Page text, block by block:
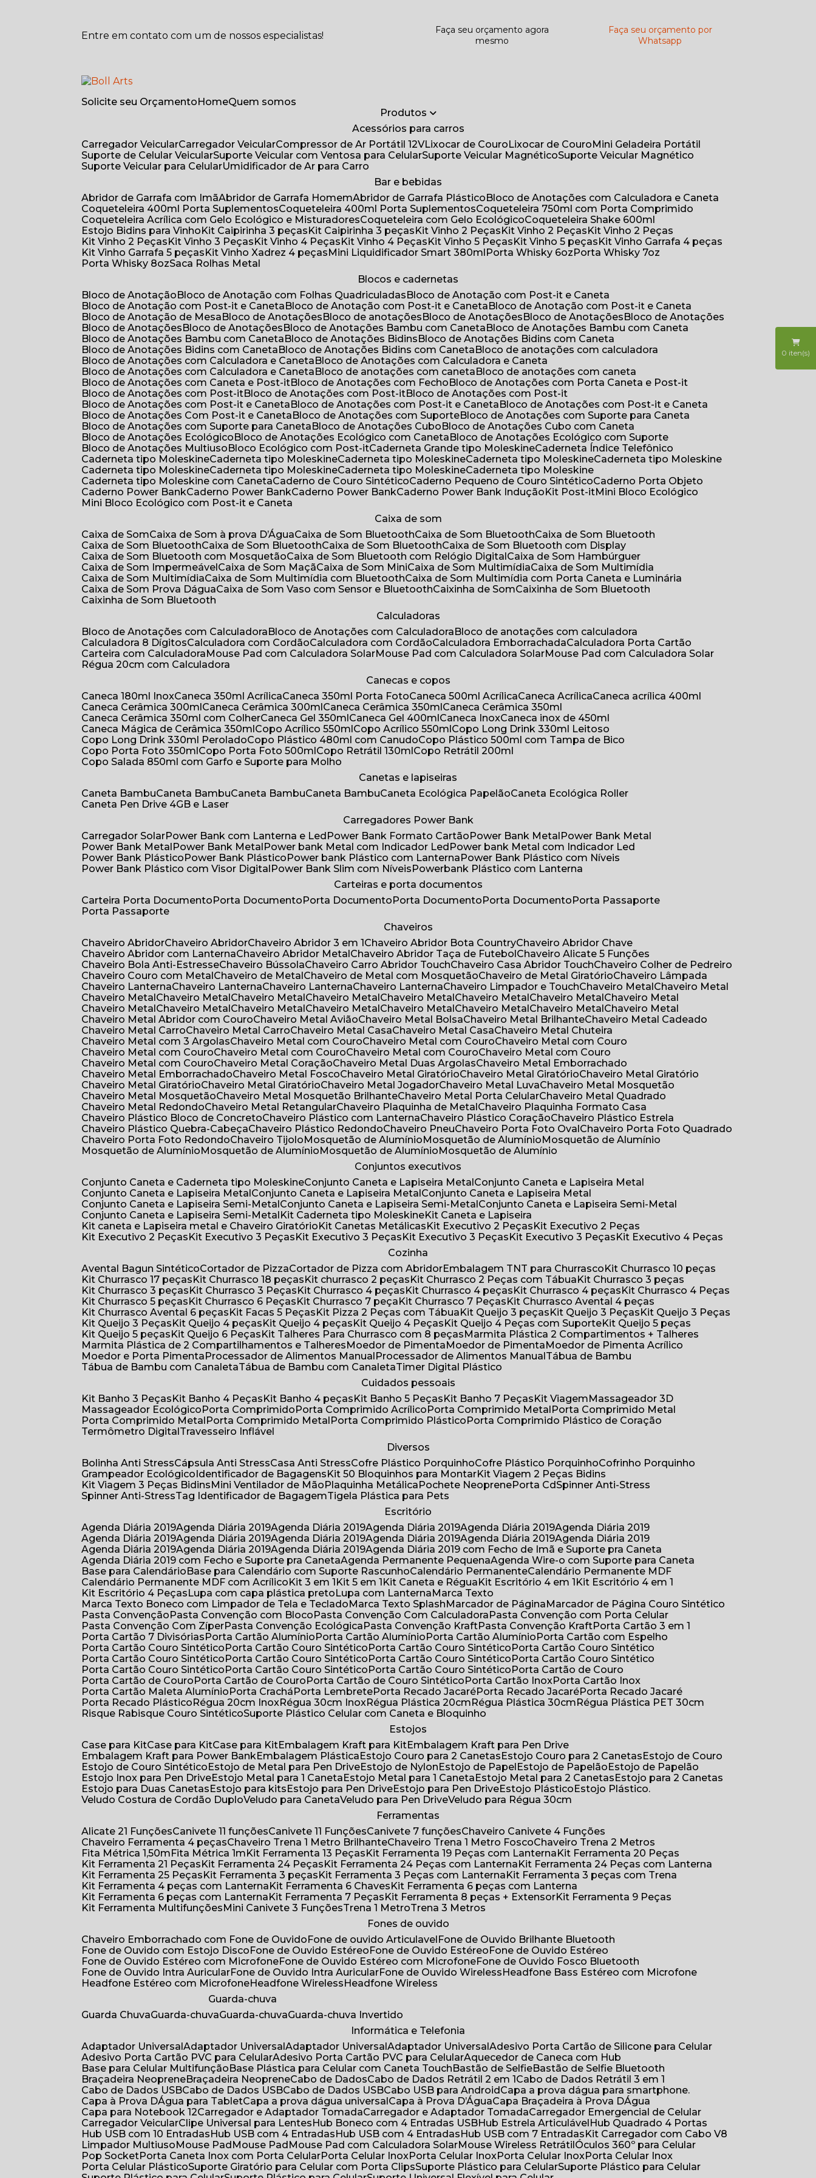
Entre em contato com um de nossos especialistas!
Faça seu orçamento agora
mesmo
Faça seu orçamento por
Whatsapp
Solicite seu Orçamento Home
Quem somos
Produtos
Acessórios para carros
Carregador Veicular
Carregador Veicular Compressor de Ar Portátil 12V Lixocar de Couro Lixocar de Couro
Mini Geladeira Portátil
Suporte de Celular Veicular Suporte Veicular com Ventosa para Celular Suporte Veicular Magnético
Suporte Veicular Magnético
Suporte Veicular para Celular
Umidificador de Ar para Carro
Bar e bebidas
Abridor de Garrafa com Imã
Abridor de Garrafa Homem Abridor de Garrafa Plástico
Bloco de Anotações com Calculadora e Caneta
Coqueteleira 400ml Porta Suplementos
Coqueteleira 400ml Porta Suplementos
Coqueteleira 750ml com Porta Comprimido
Coqueteleira Acrílica com Gelo Ecológico e Misturadores
Coqueteleira com Gelo Ecológico
Coqueteleira Shake 600ml
Estojo Bidins para Vinho
Kit Caipirinha 3 peças Kit Caipirinha 3 peças Kit Vinho 2 Peças Kit Vinho 2 Peças
Kit Vinho 2 Peças
Kit Vinho 2 Peças
Kit Vinho 3 Peças Kit Vinho 4 Peças Kit Vinho 4 Peças Kit Vinho 5 Peças Kit Vinho 5 peças
Kit Vinho Garrafa 4 peças
Kit Vinho Garrafa 5 peças
Kit Vinho Xadrez 4 peças Mini Liquidificador Smart 380ml Porta Whisky 6oz
Porta Whisky 7oz
Porta Whisky 8oz
Saca Rolhas Metal
Blocos e cadernetas
Bloco de Anotação
Bloco de Anotação com Folhas Quadriculadas
Bloco de Anotação com Post-it e Caneta
Bloco de Anotação com Post-it e Caneta
Bloco de Anotação com Post-it e Caneta
Bloco de Anotação com Post-it e Caneta
Bloco de Anotação de Mesa
Bloco de Anotações Bloco de anotações Bloco de Anotações Bloco de Anotações
Bloco de Anotações
Bloco de Anotações
Bloco de Anotações Bloco de Anotações Bambu com Caneta
Bloco de Anotações Bambu com Caneta
Bloco de Anotações Bambu com Caneta
Bloco de Anotações Bidins
Bloco de Anotações Bidins com Caneta
Bloco de Anotações Bidins com Caneta
Bloco de Anotações Bidins com Caneta
Bloco de anotações com calculadora
Bloco de Anotações com Calculadora e Caneta
Bloco de Anotações com Calculadora e Caneta
Bloco de Anotações com Calculadora e Caneta
Bloco de anotações com caneta
Bloco de anotações com caneta
Bloco de Anotações com Caneta e Post-it
Bloco de Anotações com Fecho
Bloco de Anotações com Porta Caneta e Post-it
Bloco de Anotações com Post-it
Bloco de Anotações com Post-it
Bloco de Anotações com Post-it
Bloco de Anotações com Post-it e Caneta
Bloco de Anotações com Post-it e Caneta
Bloco de Anotações com Post-it e Caneta
Bloco de Anotações Com Post-it e Caneta
Bloco de Anotações com Suporte
Bloco de Anotações com Suporte para Caneta
Bloco de Anotações com Suporte para Caneta
Bloco de Anotações Cubo
Bloco de Anotações Cubo com Caneta
Bloco de Anotações Ecológico
Bloco de Anotações Ecológico com Caneta
Bloco de Anotações Ecológico com Suporte
Bloco de Anotações Multiuso
Bloco Ecológico com Post-it Caderneta Grande tipo Moleskine
Caderneta Índice Telefônico
Caderneta tipo Moleskine
Caderneta tipo Moleskine Caderneta tipo Moleskine Caderneta tipo Moleskine
Caderneta tipo Moleskine
Caderneta tipo Moleskine
Caderneta tipo Moleskine Caderneta tipo Moleskine
Caderneta tipo Moleskine
Caderneta tipo Moleskine com Caneta
Caderno de Couro Sintético Caderno Pequeno de Couro Sintético
Caderno Porta Objeto
Caderno Power Bank
Caderno Power Bank Caderno Power Bank Caderno Power Bank Indução Kit Post-it
Mini Bloco Ecológico
Mini Bloco Ecológico com Post-it e Caneta
Caixa de som
Caixa de Som
Caixa de Som à prova D’Água Caixa de Som Bluetooth Caixa de Som Bluetooth
Caixa de Som Bluetooth
Caixa de Som Bluetooth
Caixa de Som Bluetooth Caixa de Som Bluetooth
Caixa de Som Bluetooth com Display
Caixa de Som Bluetooth com Mosquetão
Caixa de Som Bluetooth com Relógio Digital
Caixa de Som Hambúrguer
Caixa de Som Impermeável
Caixa de Som Maçã Caixa de Som Mini Caixa de Som Multimídia
Caixa de Som Multimídia
Caixa de Som Multimídia
Caixa de Som Multimídia com Bluetooth
Caixa de Som Multimídia com Porta Caneta e Luminária
Caixa de Som Prova Dágua
Caixa de Som Vaso com Sensor e Bluetooth Caixinha de Som
Caixinha de Som Bluetooth
Caixinha de Som Bluetooth
Calculadoras
Bloco de Anotações com Calculadora
Bloco de Anotações com Calculadora
Bloco de anotações com calculadora
Calculadora 8 Dígitos
Calculadora com Cordão Calculadora com Cordão Calculadora Emborrachada
Calculadora Porta Cartão
Carteira com Calculadora
Mouse Pad com Calculadora Solar Mouse Pad com Calculadora Solar
Mouse Pad com Calculadora Solar
Régua 20cm com Calculadora
Canecas e copos
Caneca 180ml Inox
Caneca 350ml Acrílica Caneca 350ml Porta Foto Caneca 500ml Acrílica Caneca Acrílica
Caneca acrílica 400ml
Caneca Cerâmica 300ml
Caneca Cerâmica 300ml Caneca Cerâmica 350ml
Caneca Cerâmica 350ml
Caneca Cerâmica 350ml com Colher
Caneca Gel 350ml Caneca Gel 400ml Caneca Inox
Caneca inox de 450ml
Caneca Mágica de Cerâmica 350ml
Copo Acrílico 550ml Copo Acrílico 550ml
Copo Long Drink 330ml Leitoso
Copo Long Drink 330ml Perolado
Copo Plástico 480ml com Canudo
Copo Plástico 500ml com Tampa de Bico
Copo Porta Foto 350ml
Copo Porta Foto 500ml Copo Retrátil 130ml
Copo Retrátil 200ml
Copo Salada 850ml com Garfo e Suporte para Molho
Canetas e lapiseiras
Caneta Bambu
Caneta Bambu Caneta Bambu Caneta Bambu Caneta Ecológica Papelão
Caneta Ecológica Roller
Caneta Pen Drive 4GB e Laser
Carregadores Power Bank
Carregador Solar
Power Bank com Lanterna e Led Power Bank Formato Cartão Power Bank Metal
Power Bank Metal
Power Bank Metal
Power Bank Metal Power bank Metal com Indicador Led
Power bank Metal com Indicador Led
Power Bank Plástico
Power Bank Plástico Power bank Plástico com Lanterna
Power Bank Plástico com Níveis
Power Bank Plástico com Visor Digital
Power Bank Slim com Níveis
Powerbank Plástico com Lanterna
Carteiras e porta documentos
Carteira Porta Documento
Porta Documento Porta Documento Porta Documento Porta Documento
Porta Passaporte
Porta Passaporte
Chaveiros
Chaveiro Abridor
Chaveiro Abridor Chaveiro Abridor 3 em 1 Chaveiro Abridor Bota Country
Chaveiro Abridor Chave
Chaveiro Abridor com Lanterna
Chaveiro Abridor Metal Chaveiro Abridor Taça de Futebol
Chaveiro Alicate 5 Funções
Chaveiro Bola Anti-Estresse
Chaveiro Bússola Chaveiro Carro Abridor Touch Chaveiro Casa Abridor Touch
Chaveiro Colher de Pedreiro
Chaveiro Couro com Metal
Chaveiro de Metal Chaveiro de Metal com Mosquetão Chaveiro de Metal Giratório
Chaveiro Lâmpada
Chaveiro Lanterna
Chaveiro Lanterna Chaveiro Lanterna Chaveiro Lanterna Chaveiro Limpador e Touch Chaveiro Metal
Chaveiro Metal
Chaveiro Metal
Chaveiro Metal Chaveiro Metal Chaveiro Metal Chaveiro Metal Chaveiro Metal Chaveiro Metal
Chaveiro Metal
Chaveiro Metal
Chaveiro Metal Chaveiro Metal Chaveiro Metal Chaveiro Metal Chaveiro Metal Chaveiro Metal
Chaveiro Metal
Chaveiro Metal Abridor com Couro
Chaveiro Metal Avião Chaveiro Metal Bolsa Chaveiro Metal Brilhante
Chaveiro Metal Cadeado
Chaveiro Metal Carro
Chaveiro Metal Carro Chaveiro Metal Casa Chaveiro Metal Casa
Chaveiro Metal Chuteira
Chaveiro Metal com 3 Argolas
Chaveiro Metal com Couro Chaveiro Metal com Couro
Chaveiro Metal com Couro
Chaveiro Metal com Couro
Chaveiro Metal com Couro Chaveiro Metal com Couro
Chaveiro Metal com Couro
Chaveiro Metal com Couro
Chaveiro Metal Coração Chaveiro Metal Duas Argolas
Chaveiro Metal Emborrachado
Chaveiro Metal Emborrachado
Chaveiro Metal Fosco Chaveiro Metal Giratório Chaveiro Metal Giratório
Chaveiro Metal Giratório
Chaveiro Metal Giratório
Chaveiro Metal Giratório Chaveiro Metal Jogador Chaveiro Metal Luva
Chaveiro Metal Mosquetão
Chaveiro Metal Mosquetão
Chaveiro Metal Mosquetão Brilhante Chaveiro Metal Porta Celular
Chaveiro Metal Quadrado
Chaveiro Metal Redondo
Chaveiro Metal Retangular Chaveiro Plaquinha de Metal
Chaveiro Plaquinha Formato Casa
Chaveiro Plástico Bloco de Concreto
Chaveiro Plástico com Lanterna Chaveiro Plástico Coração
Chaveiro Plástico Estrela
Chaveiro Plástico Quebra-Cabeça
Chaveiro Plástico Redondo Chaveiro Pneu Chaveiro Porta Foto Oval
Chaveiro Porta Foto Quadrado
Chaveiro Porta Foto Redondo
Chaveiro Tijolo Mosquetão de Alumínio Mosquetão de Alumínio
Mosquetão de Alumínio
Mosquetão de Alumínio
Mosquetão de Alumínio Mosquetão de Alumínio
Mosquetão de Alumínio
Conjuntos executivos
Conjunto Caneta e Caderneta tipo Moleskine
Conjunto Caneta e Lapiseira Metal
Conjunto Caneta e Lapiseira Metal
Conjunto Caneta e Lapiseira Metal
Conjunto Caneta e Lapiseira Metal
Conjunto Caneta e Lapiseira Metal
Conjunto Caneta e Lapiseira Semi-Metal
Conjunto Caneta e Lapiseira Semi-Metal
Conjunto Caneta e Lapiseira Semi-Metal
Conjunto Caneta e Lapiseira Semi-Metal
Kit Caderneta tipo Moleskine
Kit Caneta e Lapiseira
Kit caneta e Lapiseira metal e Chaveiro Giratório
Kit Canetas Metálicas Kit Executivo 2 Peças
Kit Executivo 2 Peças
Kit Executivo 2 Peças
Kit Executivo 3 Peças Kit Executivo 3 Peças Kit Executivo 3 Peças Kit Executivo 3 Peças
Kit Executivo 4 Peças
Cozinha
Avental Bagun Sintético
Cortador de Pizza Cortador de Pizza com Abridor Embalagem TNT para Churrasco
Kit Churrasco 10 peças
Kit Churrasco 17 peças
Kit Churrasco 18 peças Kit churrasco 2 peças Kit Churrasco 2 Peças com Tábua
Kit Churrasco 3 peças
Kit Churrasco 3 peças
Kit Churrasco 3 Peças Kit Churrasco 4 peças Kit Churrasco 4 peças Kit Churrasco 4 peças
Kit Churrasco 4 Peças
Kit Churrasco 5 peças
Kit Churrasco 6 Peças Kit Churrasco 7 peça Kit Churrasco 7 Peças
Kit Churrasco Avental 4 peças
Kit Churrasco Avental 6 peças
Kit Facas 5 Peças Kit Pizza 2 Peças com Tábua Kit Queijo 3 peças Kit Queijo 3 Peças
Kit Queijo 3 Peças
Kit Queijo 3 Peças
Kit Queijo 4 peças Kit Queijo 4 peças Kit Queijo 4 Peças Kit Queijo 4 Peças com Suporte
Kit Queijo 5 peças
Kit Queijo 5 peças
Kit Queijo 6 Peças Kit Talheres Para Churrasco com 8 peças
Marmita Plástica 2 Compartimentos + Talheres
Marmita Plástica de 2 Compartilhamentos e Talheres
Moedor de Pimenta Moedor de Pimenta
Moedor de Pimenta Acrílico
Moedor e Porta Pimenta
Processador de Alimentos Manual Processador de Alimentos Manual
Tábua de Bambu
Tábua de Bambu com Canaleta
Tábua de Bambu com Canaleta
Timer Digital Plástico
Cuidados pessoais
Kit Banho 3 Peças
Kit Banho 4 Peças Kit Banho 4 peças Kit Banho 5 Peças Kit Banho 7 Peças Kit Viagem
Massageador 3D
Massageador Ecológico
Porta Comprimido Porta Comprimido Acrílico Porta Comprimido Metal
Porta Comprimido Metal
Porta Comprimido Metal
Porta Comprimido Metal Porta Comprimido Plástico
Porta Comprimido Plástico de Coração
Termômetro Digital
Travesseiro Inflável
Diversos
Bolinha Anti Stress
Cápsula Anti Stress Casa Anti Stress Cofre Plástico Porquinho Cofre Plástico Porquinho
Cofrinho Porquinho
Grampeador Ecológico Identificador de Bagagens Kit 50 Bloquinhos para Montar
Kit Viagem 2 Peças Bidins
Kit Viagem 3 Peças Bidins
Mini Ventilador de Mão Plaquinha Metálica Pochete Neoprene Porta Cd
Spinner Anti-Stress
Spinner Anti-Stress
Tag Identificador de Bagagem
Tigela Plástica para Pets
Escritório
Agenda Diária 2019
Agenda Diária 2019 Agenda Diária 2019 Agenda Diária 2019 Agenda Diária 2019
Agenda Diária 2019
Agenda Diária 2019
Agenda Diária 2019 Agenda Diária 2019 Agenda Diária 2019 Agenda Diária 2019
Agenda Diária 2019
Agenda Diária 2019
Agenda Diária 2019 Agenda Diária 2019
Agenda Diária 2019 com Fecho de Imã e Suporte pra Caneta
Agenda Diária 2019 com Fecho e Suporte pra Caneta
Agenda Permanente Pequena
Agenda Wire-o com Suporte para Caneta
Base para Calendário
Base para Calendário com Suporte Rascunho Calendário Permanente
Calendário Permanente MDF
Calendário Permanente MDF com Acrílico
Kit 3 em 1 Kit 5 em 1 Kit Caneta e Régua Kit Escritório 4 em 1
Kit Escritório 4 em 1
Kit Escritório 4 Peças
Lupa com capa plástica preto Lupa com Lanterna
Marca Texto
Marca Texto Boneco com Limpador de Tela e Teclado
Marca Texto Splash Marcador de Página
Marcador de Página Couro Sintético
Pasta Convenção
Pasta Convenção com Bloco Pasta Convenção Com Calculadora
Pasta Convenção com Porta Celular
Pasta Convenção Com Zíper
Pasta Convenção Ecológica Pasta Convenção Kraft Pasta Convenção Kraft
Porta Cartão 3 em 1
Porta Cartão 7 Divisórias
Porta Cartão Alumínio Porta Cartão Alumínio Porta Cartão Alumínio
Porta Cartão com Espelho
Porta Cartão Couro Sintético
Porta Cartão Couro Sintético Porta Cartão Couro Sintético
Porta Cartão Couro Sintético
Porta Cartão Couro Sintético
Porta Cartão Couro Sintético Porta Cartão Couro Sintético
Porta Cartão Couro Sintético
Porta Cartão Couro Sintético
Porta Cartão Couro Sintético Porta Cartão Couro Sintético
Porta Cartão de Couro
Porta Cartão de Couro
Porta Cartão de Couro Porta Cartão de Couro Sintético Porta Cartão Inox
Porta Cartão Inox
Porta Cartão Maleta Alumínio
Porta Crachá Porta Lembrete Porta Recado Jacaré Porta Recado Jacaré
Porta Recado Jacaré
Porta Recado Plástico
Régua 20cm Inox Régua 30cm Inox Régua Plástica 20cm Régua Plástica 30cm
Régua Plástica PET 30cm
Risque Rabisque Couro Sintético
Suporte Plástico Celular com Caneta e Bloquinho
Estojos
Case para Kit
Case para Kit Case para Kit Embalagem Kraft para Kit
Embalagem Kraft para Pen Drive
Embalagem Kraft para Power Bank
Embalagem Plástica Estojo Couro para 2 Canetas Estojo Couro para 2 Canetas
Estojo de Couro
Estojo de Couro Sintético
Estojo de Metal para Pen Drive Estojo de Nylon Estojo de Papel Estojo de Papelão
Estojo de Papelão
Estojo Inox para Pen Drive
Estojo Metal para 1 Caneta Estojo Metal para 1 Caneta Estojo Metal para 2 Canetas
Estojo para 2 Canetas
Estojo para Duas Canetas
Estojo para kits Estojo para Pen Drive Estojo para Pen Drive Estojo Plástico
Estojo Plástico.
Veludo Costura de Cordão Duplo Veludo para Caneta Veludo para Pen Drive Veludo para Régua 30cm
Ferramentas
Alicate 21 Funções
Canivete 11 funções Canivete 11 Funções Canivete 7 funções
Chaveiro Canivete 4 Funções
Chaveiro Ferramenta 4 peças
Chaveiro Trena 1 Metro Brilhante Chaveiro Trena 1 Metro Fosco
Chaveiro Trena 2 Metros
Fita Métrica 1,50m
Fita Métrica 1m Kit Ferramenta 13 Peças Kit Ferramenta 19 Peças com Lanterna
Kit Ferramenta 20 Peças
Kit Ferramenta 21 Peças
Kit Ferramenta 24 Peças Kit Ferramenta 24 Peças com Lanterna
Kit Ferramenta 24 Peças com Lanterna
Kit Ferramenta 25 Peças
Kit Ferramenta 3 peças Kit Ferramenta 3 Peças com Lanterna
Kit Ferramenta 3 peças com Trena
Kit Ferramenta 4 peças com Lanterna
Kit Ferramenta 6 Chaves
Kit Ferramenta 6 peças com Lanterna
Kit Ferramenta 6 peças com Lanterna
Kit Ferramenta 7 Peças Kit Ferramenta 8 peças + Extensor
Kit Ferramenta 9 Peças
Kit Ferramenta Multifunções
Mini Canivete 3 Funções Trena 1 Metro
Trena 3 Metros
Fones de ouvido
Chaveiro Emborrachado com Fone de Ouvido
Fone de ouvido Articulavel
Fone de Ouvido Brilhante Bluetooth
Fone de Ouvido com Estojo Disco
Fone de Ouvido Estéreo Fone de Ouvido Estéreo
Fone de Ouvido Estéreo
Fone de Ouvido Estéreo com Microfone Fone de Ouvido Estéreo com Microfone Fone de Ouvido Fosco Bluetooth
Fone de Ouvido Intra Auricular Fone de Ouvido Intra Auricular Fone de Ouvido Wireless
Headfone Bass Estéreo com Microfone
Headfone Estéreo com Microfone
Headfone Wireless
Headfone Wireless
Guarda-chuva
Guarda Chuva
Guarda-chuva Guarda-chuva
Guarda-chuva Invertido
Informática e Telefonia
Adaptador Universal
Adaptador Universal Adaptador Universal Adaptador Universal
Adesivo Porta Cartão de Silicone para Celular
Adesivo Porta Cartão PVC para Celular
Adesivo Porta Cartão PVC para Celular
Aquecedor de Caneca com Hub
Base para Celular Multifunção
Base Plástica para Celular com Caneta Touch Bastão de Selfie
Bastão de Selfie Bluetooth
Braçadeira Neoprene
Braçadeira Neoprene Cabo de Dados Cabo de Dados Retrátil 2 em 1
Cabo de Dados Retrátil 3 em 1
Cabo de Dados USB
Cabo de Dados USB Cabo de Dados USB Cabo USB para Android
Capa a prova dágua para smartphone.
Capa à Prova DÁgua para Tablet
Capa a prova dágua universal Capa à Prova D’Água
Capa Braçadeira à Prova DÁgua
Capa para Notebook 12
Carregador e Adaptador Tomada Carregador e Adaptador Tomada
Carregador Emergencial de Celular
Carregador Veicular
Clipe Universal para Lentes Hub Boneco com 4 Entradas USB Hub Estrela Articulável
Hub Quadrado 4 Portas
Hub USB com 10 Entradas
Hub USB com 4 Entradas Hub USB com 4 Entradas Hub USB com 7 Entradas
Kit Carregador com Cabo V8
Limpador Multiuso
Mouse Pad Mouse Pad Mouse Pad com Calculadora Solar Mouse Wireless Retrátil
Óculos 360º para Celular
Pop Socket
Porta Caneta Inox com Porta Celular Porta Celular Inox Porta Celular Inox Porta Celular Inox
Porta Celular Inox
Porta Celular Plástico
Suporte Giratório para Celular com Porta Clips Suporte Plástico para Celular Suporte Plástico para Celular
0 iten(s)